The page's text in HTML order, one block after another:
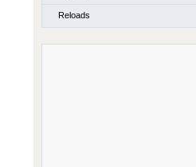
Reloads